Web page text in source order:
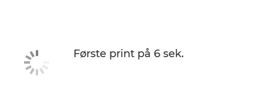
Første print på 6 sek.